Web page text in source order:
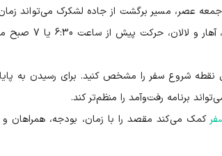
عصر، مسیر برگشت از جاده لشکرک می‌تواند
را دو برابر کند. برای مقصدهای شمال‌شرق تهران مانند فشم، اوشان،
نقطه شروع سفر را مشخص کنید. برای رسیدن به
برنامه رفت‌وآمد را منظم‌تر کند.
کمک می‌کند مقصد را با زمان، بودجه، همراهان